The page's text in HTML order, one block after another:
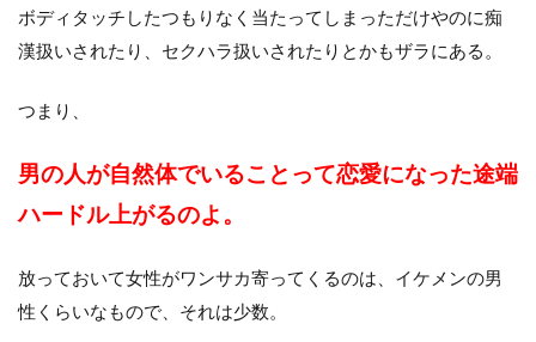
ボディタッチしたつもりなく当たってしまっただけやのに痴
漢扱いされたり、セクハラ扱いされたりとかもザラにある。
つまり、
男の人が自然体でいることって恋愛になった途端
ハードル上がるのよ。
放っておいて女性がワンサカ寄ってくるのは、イケメンの男
性くらいなもので、それは少数。